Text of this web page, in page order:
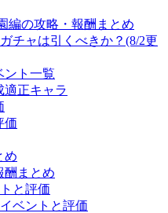
編の攻略・報酬まとめ
チャは引くべきか？(8/2更
ント一覧
適正キャラ
価
め
酬まとめ
と評価
ベントと評価